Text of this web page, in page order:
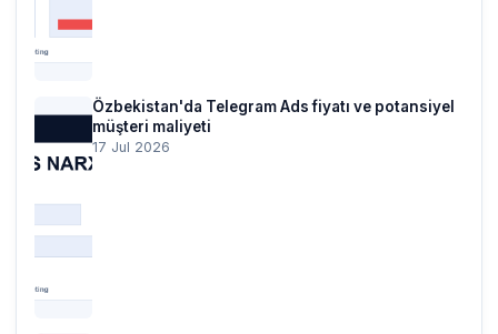
Özbekistan'da Telegram Ads fiyatı ve potansiyel
müşteri maliyeti
17 Jul 2026